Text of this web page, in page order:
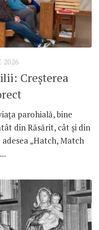
2026
Creșterea
parohială, bine
din Răsărit, cât și din
„Hatch, Match